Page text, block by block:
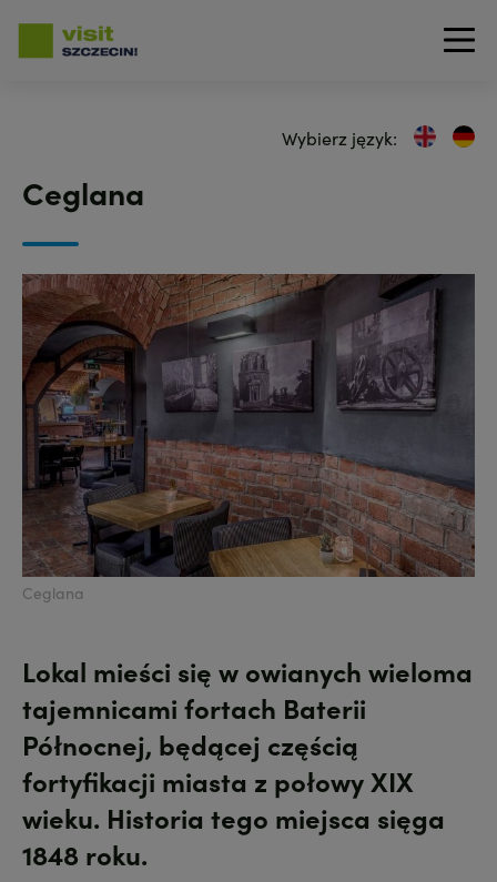
Wybierz język:
Ceglana
Ceglana
Lokal mieści się w owianych wieloma
tajemnicami fortach Baterii
Północnej, będącej częścią
fortyfikacji miasta z połowy XIX
wieku. Historia tego miejsca sięga
1848 roku.